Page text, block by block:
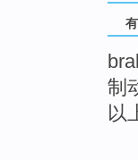
制
以